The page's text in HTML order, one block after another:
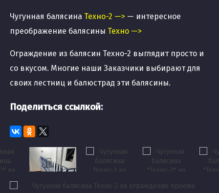
Чугунная балясина Техно-2 —> — интересное
преображение балясины Техно —>
Ограждение из балясин Техно-2 выглядит просто и
со вкусом. Многие наши Заказчики выбирают для
своих лестниц и балюстрад эти балясины.
Поделиться ссылкой: